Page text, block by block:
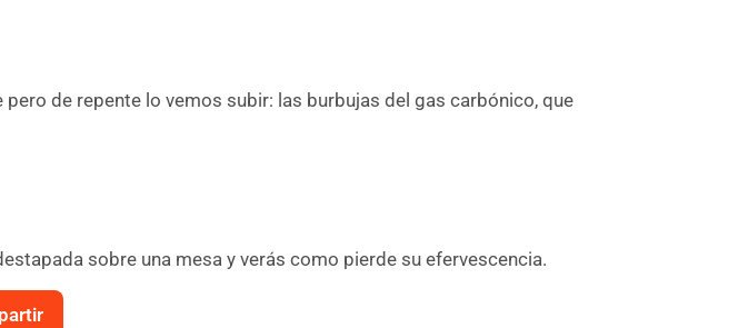
de repente lo vemos subir: las burbujas del gas carbónico, que
sobre una mesa y verás como pierde su efervescencia.